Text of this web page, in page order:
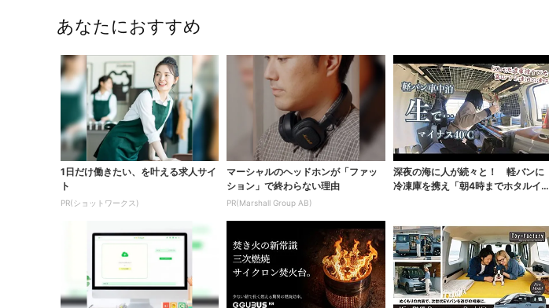
あなたにおすすめ
1日だけ働きたい、を叶える求人サイ
ト
PR(ショットワークス)
マーシャルのヘッドホンが「ファッ
ション」で終わらない理由
PR(Marshall Group AB)
深夜の海に人が続々と！ 軽バンに
冷凍庫を携え「朝4時までホタルイカ